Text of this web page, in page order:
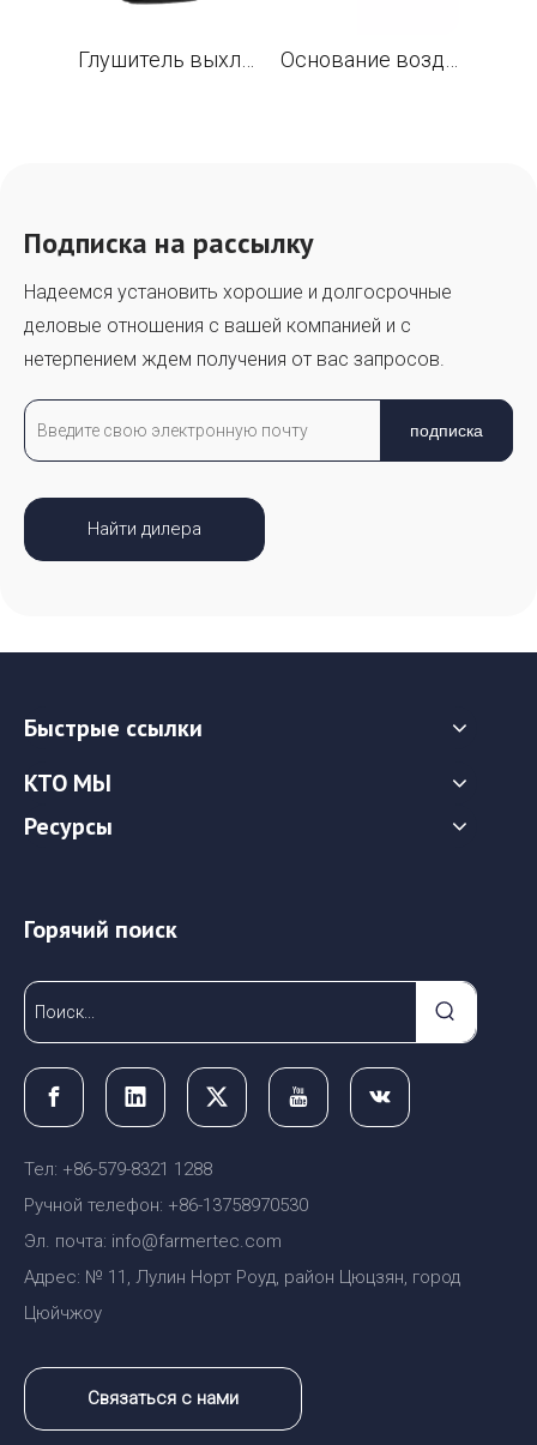
Подписка на рассылку
Надеемся установить хорошие и долгосрочные
деловые отношения с вашей компанией и с
нетерпением ждем получения от вас запросов.
подписка
Найти дилера
Быстрые ссылки
КТО МЫ
Ресурсы
Горячий поиск
Тел: +86-579-8321 1288
Ручной телефон: +86-13758970530
Эл. почта: info@farmertec.com
Адрес: № 11, Лулин Норт Роуд, район Цюцзян, город
Цюйчжоу
Связаться с нами